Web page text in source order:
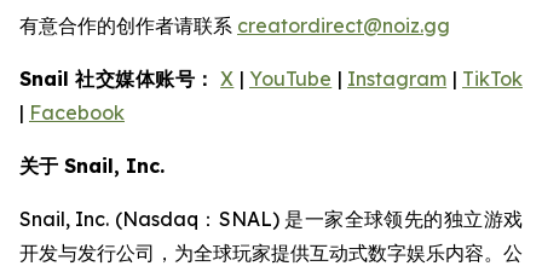
有意合作的创作者请联系 creatordirect@noiz.gg
Snail 社交媒体账号： X |YouTube | Instagram | TikTok
| Facebook
关于 Snail, Inc.
Snail, Inc. (Nasdaq：SNAL) 是一家全球领先的独立游戏
开发与发行公司，为全球玩家提供互动式数字娱乐内容。公